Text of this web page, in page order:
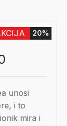
20%
unosi
i to
mira i